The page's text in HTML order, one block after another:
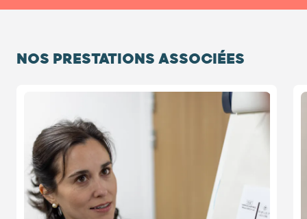
NOS PRESTATIONS ASSOCIÉES